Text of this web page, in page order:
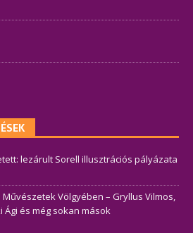
lezárult Sorell illusztrációs pályázata
Völgyében – Gryllus Vilmos,
Ági és még sokan mások